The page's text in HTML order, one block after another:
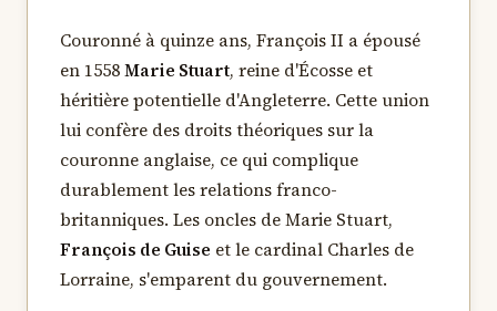
Couronné à quinze ans, François II a épousé
en 1558Marie Stuart, reine d'Écosse et
héritière potentielle d'Angleterre. Cette union
lui confère des droits théoriques sur la
couronne anglaise, ce qui complique
durablement les relations franco-
britanniques. Les oncles de Marie Stuart,
François de Guise et le cardinal Charles de
Lorraine, s'emparent du gouvernement.